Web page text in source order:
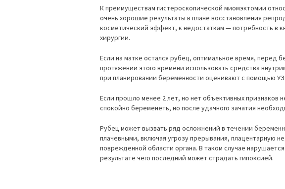
К преимуществам гистероскопической миомэктомии
очень хорошие результаты в плане восстановления
косметический эффект, к недостаткам — потребность в
хирургии.
Если на матке остался рубец, оптимальное время, перед
протяжении этого времени использовать средства
при планировании беременности оценивают с помощью
Если прошло менее 2 лет, но нет объективных признаков
спокойно беременеть, но после удачного зачатия
Рубец может вызвать ряд осложнений в течении
плачевными, включая угрозу прерывания, плацентарную
поврежденной области органа. В таком случае
результате чего последний может страдать гипоксией.